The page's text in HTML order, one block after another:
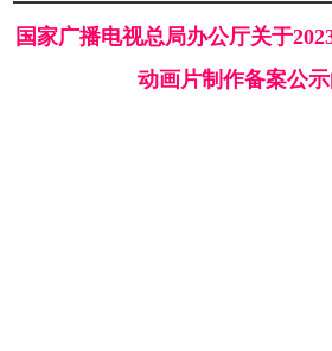
国家广播电视总局办公厅关于
动画片制作备案公